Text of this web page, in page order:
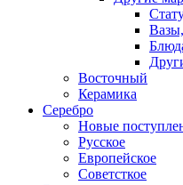
Восточный
Керамика
Серебро
Новые
Русское
Европейское
Советсткое